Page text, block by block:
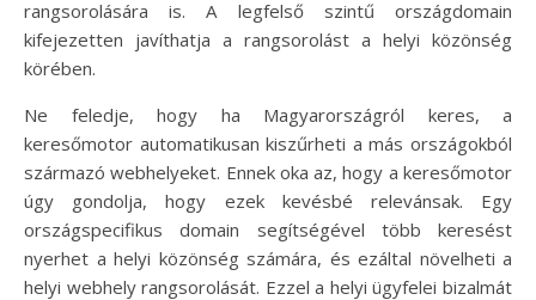
rangsorolására is. A legfelső szintű országdomain
kifejezetten javíthatja a rangsorolást a helyi közönség
körében.
Ne feledje, hogy ha Magyarországról keres, a
keresőmotor automatikusan kiszűrheti a más országokból
származó webhelyeket. Ennek oka az, hogy a keresőmotor
úgy gondolja, hogy ezek kevésbé relevánsak. Egy
országspecifikus domain segítségével több keresést
nyerhet a helyi közönség számára, és ezáltal növelheti a
helyi webhely rangsorolását. Ezzel a helyi ügyfelei bizalmát